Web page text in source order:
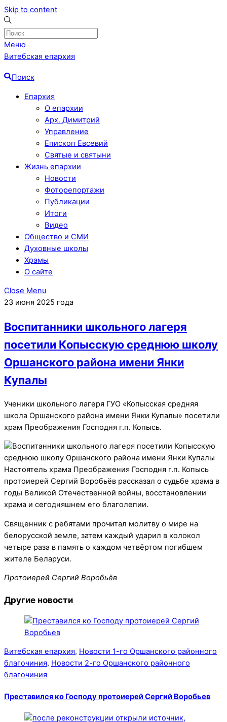
Skip to content
Меню
Витебская епархия
Поиск
Епархия
О епархии
Арх. Димитрий
Управление
Епископ Евсевий
Святые и святыни
Жизнь епархии
Новости
Фоторепортажи
Публикации
Итоги
Видео
Общество и СМИ
Духовные школы
Храмы
О сайте
Close Menu
23 июня 2025 года
Воспитанники школьного лагеря
посетили Копысскую среднюю школу
Оршанского района имени Янки
Купалы
Ученики школьного лагеря ГУО «Копысская средняя
школа Оршанского района имени Янки Купалы» посетили
храм Преображения Господня г.п. Копысь.
Настоятель храма Преображения Господня г.п. Копысь
протоиерей Сергий Воробьёв рассказал о судьбе храма в
годы Великой Отечественной войны, восстановлении
храма и сегодняшнем его благолепии.
Священник с ребятами прочитал молитву о мире на
белорусской земле, затем каждый ударил в колокол
четыре раза в память о каждом четвёртом погибшем
жителе Беларуси.
Протоиерей Сергий Воробьёв
Другие новости
Витебская епархия, Новости 1-го Оршанского районного
благочиния, Новости 2-го Оршанского районного
благочиния
Преставился ко Господу протоиерей Сергий Воробьев